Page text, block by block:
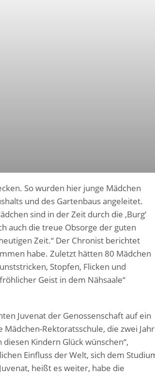
So wurden hier junge Mädchen
und des Gartenbaus angeleitet.
sind in der Zeit durch die ‚Burg‘
auch die treue Obsorge der guten
Zeit.“ Der Chronist berichtet
habe. Zuletzt hätten 80 Mädchen
Stopfen, Flicken und
Geist in dem Nähsaale“
Juvenat der Genossenschaft auf ein
Rektoratsschule, die zwei
Kindern Glück wünschen“,
Einfluss der Welt, sich dem
heißt es weiter, habe die